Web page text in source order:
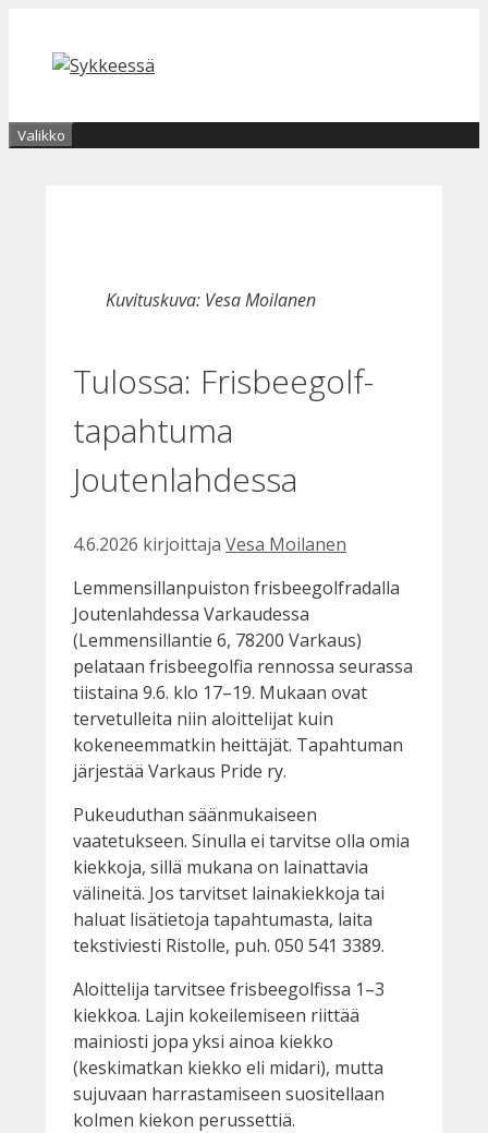
sisältöön
Valikko
Kuvituskuva: Vesa Moilanen
Tulossa: Frisbeegolf-
tapahtuma
Joutenlahdessa
4.6.2026 kirjoittaja Vesa Moilanen
Lemmensillanpuiston frisbeegolfradalla
Joutenlahdessa Varkaudessa
(Lemmensillantie 6, 78200 Varkaus)
pelataan frisbeegolfia rennossa seurassa
tiistaina 9.6. klo 17–19. Mukaan ovat
tervetulleita niin aloittelijat kuin
kokeneemmatkin heittäjät. Tapahtuman
järjestää Varkaus Pride ry.
Pukeuduthan säänmukaiseen
vaatetukseen. Sinulla ei tarvitse olla omia
kiekkoja, sillä mukana on lainattavia
välineitä. Jos tarvitset lainakiekkoja tai
haluat lisätietoja tapahtumasta, laita
tekstiviesti Ristolle, puh. 050 541 3389.
Aloittelija tarvitsee frisbeegolfissa 1–3
kiekkoa. Lajin kokeilemiseen riittää
mainiosti jopa yksi ainoa kiekko
(keskimatkan kiekko eli midari), mutta
sujuvaan harrastamiseen suositellaan
kolmen kiekon perussettiä.